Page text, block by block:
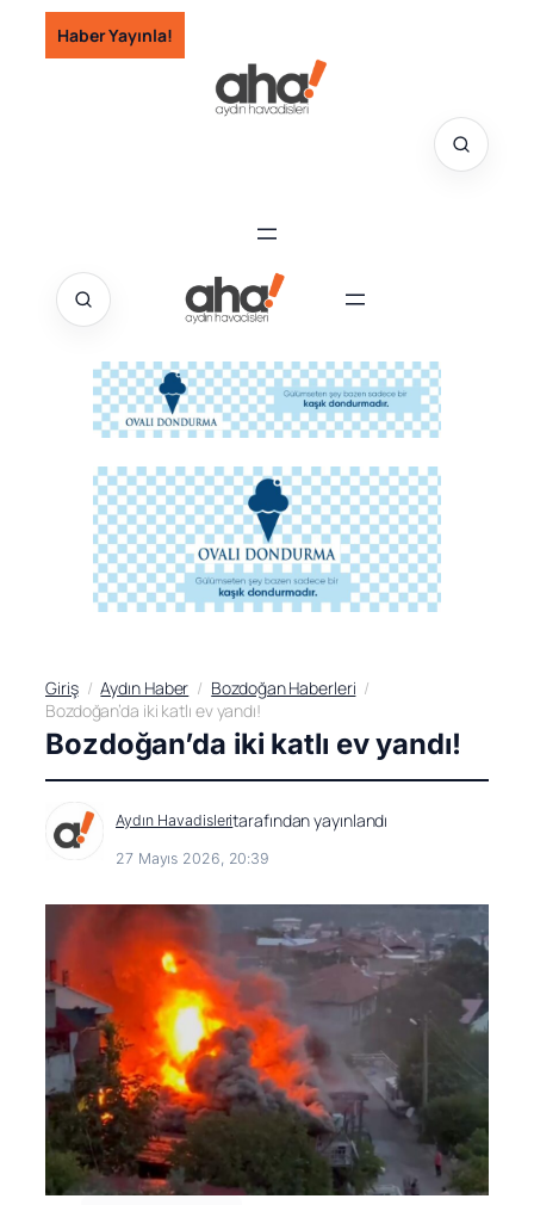
İçeriğe
geç
Haber Yayınla!
Giriş Aydın Haber
Bozdoğan Haberleri
Bozdoğan’da iki katlı ev yandı!
Bozdoğan’da iki katlı ev yandı!
Aydın Havadisleritarafından yayınlandı
27 Mayıs 2026, 20:39